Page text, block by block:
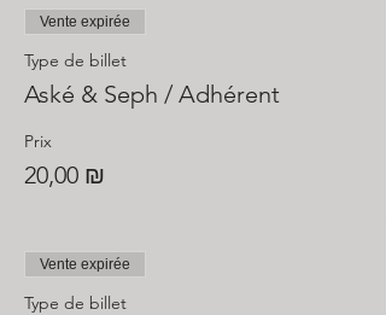
Vente expirée
Type de billet
Aské & Seph / Adhérent
Prix
20,00 ₪
Vente expirée
Type de billet